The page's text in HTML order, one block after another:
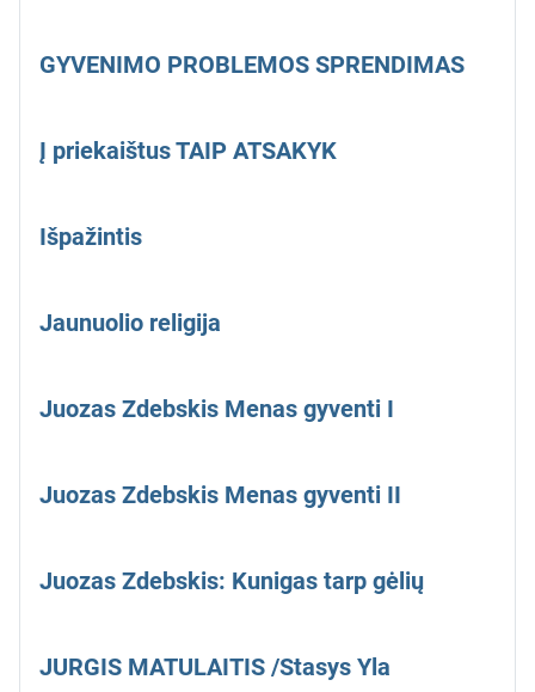
GYVENIMO PROBLEMOS SPRENDIMAS
Į priekaištus TAIP ATSAKYK
Išpažintis
Jaunuolio religija
Juozas Zdebskis Menas gyventi I
Juozas Zdebskis Menas gyventi II
Juozas Zdebskis: Kunigas tarp gėlių
JURGIS MATULAITIS /Stasys Yla